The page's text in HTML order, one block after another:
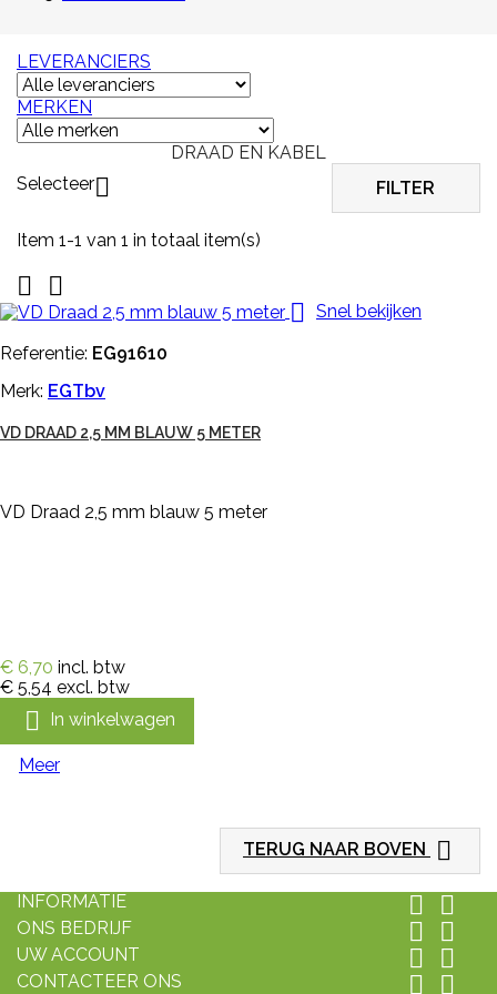
LEVERANCIERS
MERKEN
DRAAD EN KABEL
Selecteer FILTER
Item 1-1 van 1 in totaal item(s)


 Snel bekijken
Referentie: EG91610
Merk: EGTbv
VD DRAAD 2,5 MM BLAUW 5 METER
VD Draad 2,5 mm blauw 5 meter
€ 6,70 incl. btw
€ 5,54 excl. btw
 In winkelwagen
Meer
TERUG NAAR BOVEN 
INFORMATIE  
ONS BEDRIJF  
UW ACCOUNT  
CONTACTEER ONS  